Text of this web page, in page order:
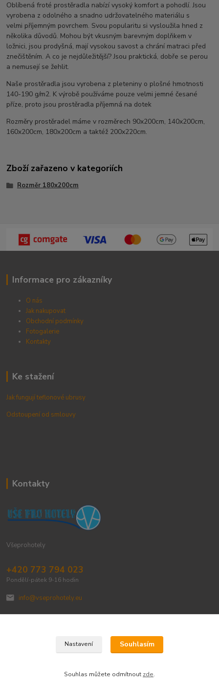
Oblíbená froté prostěradla nabízí vysoký komfort a pohodlí. Jsou
vyrobena z odolného a snadno udržovatelného materiálu s
velmi příjemným povrchem. Svou popularitu si vysloužila hned z
několika důvodů. Mohou být vkusným barevným doplňkem v
ložnici, jsou prodyšná, mají vysokou savost a chrání matraci před
znečištěním. A co je nejdůležitější? Jsou praktická, dobře se perou
a nemusejí se žehlit.
Naše prostěradla jsou vyrobena z pleteniny o plošné hmotnosti
140-190 g/m2. K výrobě používáme pouze velmi jemné česané
příze, proto jsou prostěradla příjemná na dotek
Rozměry prostěradel máme v rozměrech 90x200cm, 140x200cm,
160x200cm, 180x200cm a taktéž 200x220cm.
Zboží zařazeno v kategoriích
Rozměr 180x200cm
Informace pro zákazníky
O nás
Jak nakupovat
Obchodní podmínky
Fotogalerie
Kontakty
Ke stažení
Jak fungují teflonové ubrusy
Odstoupení od smlouvy
Kontakty
Všeprohotely
+420 773 794 023
Pondělí-pátek 9-16 hodin
info@vseprohotely.eu
Upravit sběr cookies.
Nastavení Souhlasím
Souhlas můžete odmítnout zde.